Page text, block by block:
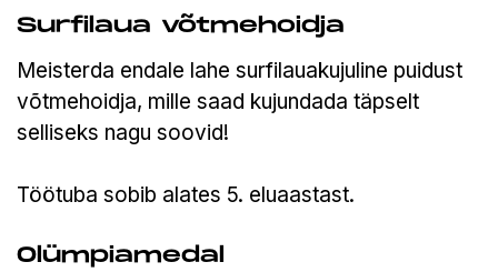
Surfilaua võtmehoidja
Meisterda endale lahe surfilauakujuline puidust
võtmehoidja, mille saad kujundada täpselt
selliseks nagu soovid!
Töötuba sobib alates 5. eluaastast.
Olümpiamedal